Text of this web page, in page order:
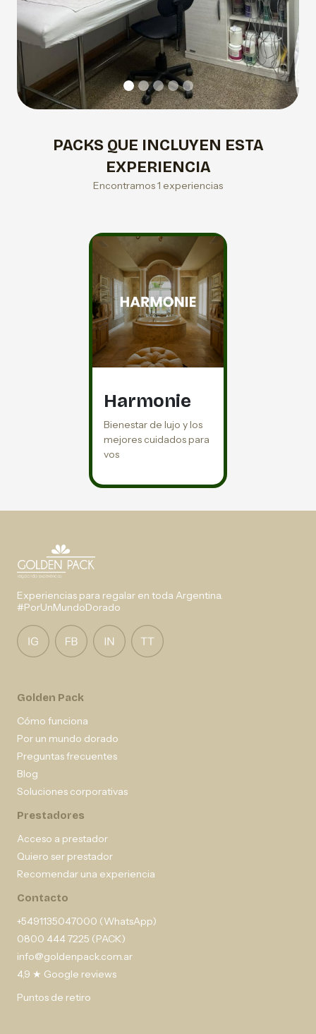
PACKS QUE INCLUYEN ESTA
EXPERIENCIA
Encontramos 1 experiencias
Harmonie
Bienestar de lujo y los
mejores cuidados para
vos
Experiencias para regalar en toda Argentina.
#PorUnMundoDorado
Golden Pack
Cómo funciona
Por un mundo dorado
Preguntas frecuentes
Blog
Soluciones corporativas
Prestadores
Acceso a prestador
Quiero ser prestador
Recomendar una experiencia
Contacto
+5491135047000 (WhatsApp)
0800 444 7225 (PACK)
info@goldenpack.com.ar
4,9 ★ Google reviews
Puntos de retiro